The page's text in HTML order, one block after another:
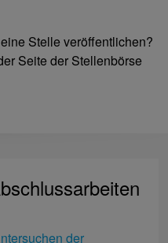
Stelle veröffentlichen?
Seite der Stellenbörse
der